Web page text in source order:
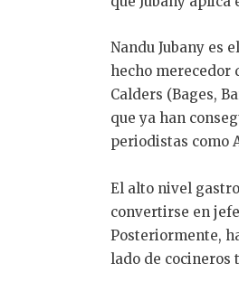
Nandu Jubany es
hecho merecedor
Calders (Bages,
que ya han
periodistas como
El alto nivel
convertirse en
Posteriormente,
lado de cocineros